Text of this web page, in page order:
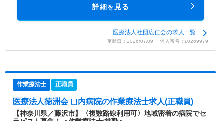
詳細を見る
医療法人社団広仁会の求人一覧
更新日：2026/07/09 求人番号：10269979
作業療法士 正職員
医療法人徳洲会 山内病院の作業療法士求人(正職員)
【神奈川県／藤沢市】〈複数路線利用可〉地域密着の病院でセ